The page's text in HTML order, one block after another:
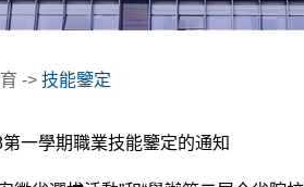
-> 技能鑒定
一學期職業技能鑒定的通知